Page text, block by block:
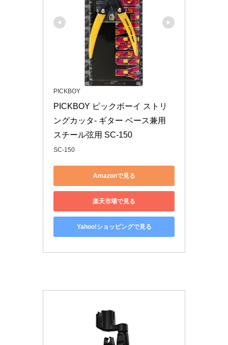
PICKBOY
PICKBOY ピックボーイ ストリ
ングカッタ- ギター ベース兼用
スチール弦用 SC-150
SC-150
Amazonで見る
楽天市場で見る
Yahoo!ショッピングで見る